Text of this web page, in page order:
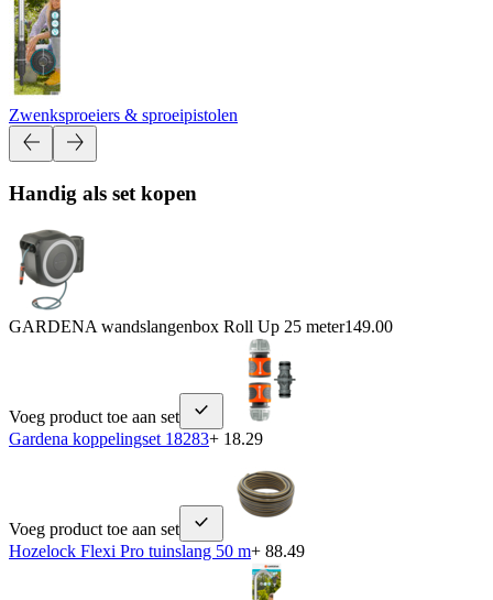
Zwenksproeiers & sproeipistolen
Handig als set kopen
GARDENA wandslangenbox Roll Up 25 meter149.00
Voeg product toe aan set
Gardena koppelingset 18283+ 18.29
Voeg product toe aan set
Hozelock Flexi Pro tuinslang 50 m+ 88.49